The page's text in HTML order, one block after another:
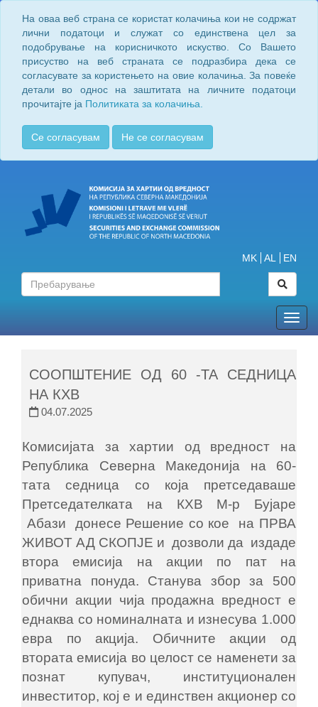
На оваа веб страна се користат колачиња кои не содржат
лични податоци и служат со единствена цел за
подобрување на корисничкото искуство. Со Вашето
присуство на веб страната се подразбира дека се
согласувате за користењето на овие колачиња. За повеќе
детали во однос на заштитата на личните податоци
прочитајте ја Политиката за колачиња.
Се согласувам Не се согласувам
MK AL EN
СООПШТЕНИЕ ОД 60 -ТА СЕДНИЦА
НА КХВ
04.07.2025
Комисијата за хартии од вредност на
Република Северна Македонија на 60-
тата седница со која претседаваше
Претседателката на КХВ М-р Бујаре
Абази донесе Решение со кое на ПРВА
ЖИВОТ АД СКОПЈЕ и дозволи да издаде
втора емисија на акции по пат на
приватна понуда. Станува збор за 500
обични акции чија продажна вредност е
еднаква со номиналната и изнесува 1.000
евра по акција. Обичните акции од
втората емисија во целост се наменети за
познат купувач, институционален
инвеститор, кој е и единствен акционер со